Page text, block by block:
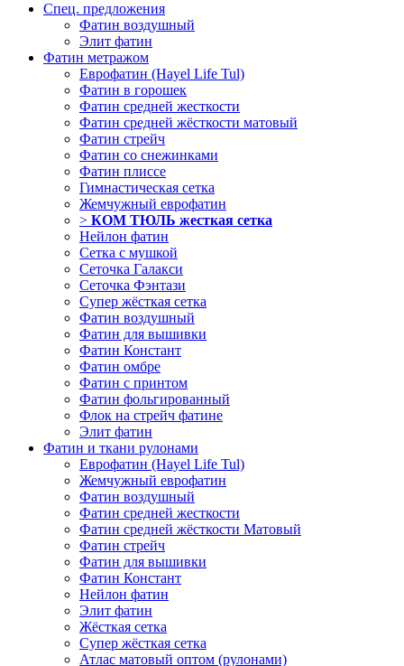
Спец. предложения
Фатин воздушный
Элит фатин
Фатин метражом
Еврофатин (Hayel Life Tul)
Фатин в горошек
Фатин средней жесткости
Фатин средней жёсткости матовый
Фатин стрейч
Фатин со снежинками
Фатин плиссе
Гимнастическая сетка
Жемчужный еврофатин
> КОМ ТЮЛЬ жесткая сетка
Нейлон фатин
Сетка с мушкой
Сеточка Галакси
Сеточка Фэнтази
Супер жёсткая сетка
Фатин воздушный
Фатин для вышивки
Фатин Констант
Фатин омбре
Фатин с принтом
Фатин фольгированный
Флок на стрейч фатине
Элит фатин
Фатин и ткани рулонами
Еврофатин (Hayel Life Tul)
Жемчужный еврофатин
Фатин воздушный
Фатин средней жесткости
Фатин средней жёсткости Матовый
Фатин стрейч
Фатин для вышивки
Фатин Констант
Нейлон фатин
Элит фатин
Жёсткая сетка
Супер жёсткая сетка
Атлас матовый оптом (рулонами)